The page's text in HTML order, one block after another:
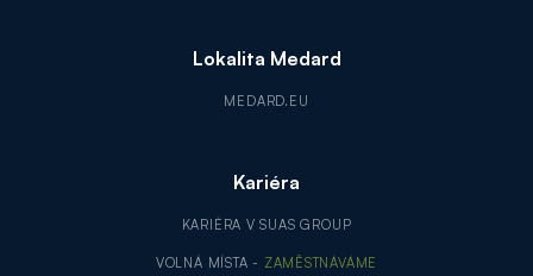
Lokalita Medard
MEDARD.EU
Kariéra
KARIÉRA V SUAS GROUP
VOLNÁ MÍSTA - ZAMĚSTNÁVÁME